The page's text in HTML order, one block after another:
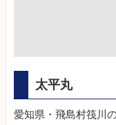
太平丸
愛知県・飛島村筏川